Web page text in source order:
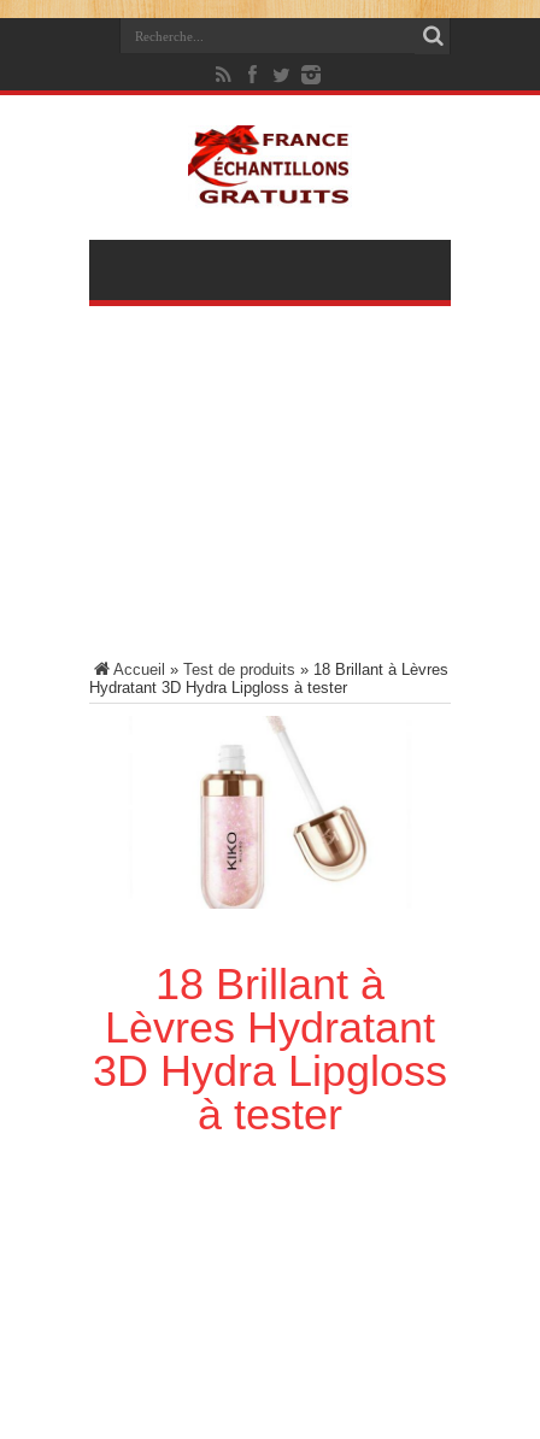
Accueil » Test de produits » 18 Brillant à Lèvres
Hydratant 3D Hydra Lipgloss à tester
18 Brillant à
Lèvres Hydratant
3D Hydra Lipgloss
à tester